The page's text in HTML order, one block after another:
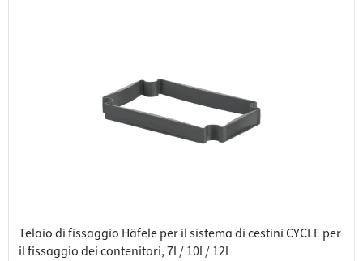
Telaio di fissaggio Häfele per il sistema di cestini CYCLE per
il fissaggio dei contenitori, 7l / 10l / 12l